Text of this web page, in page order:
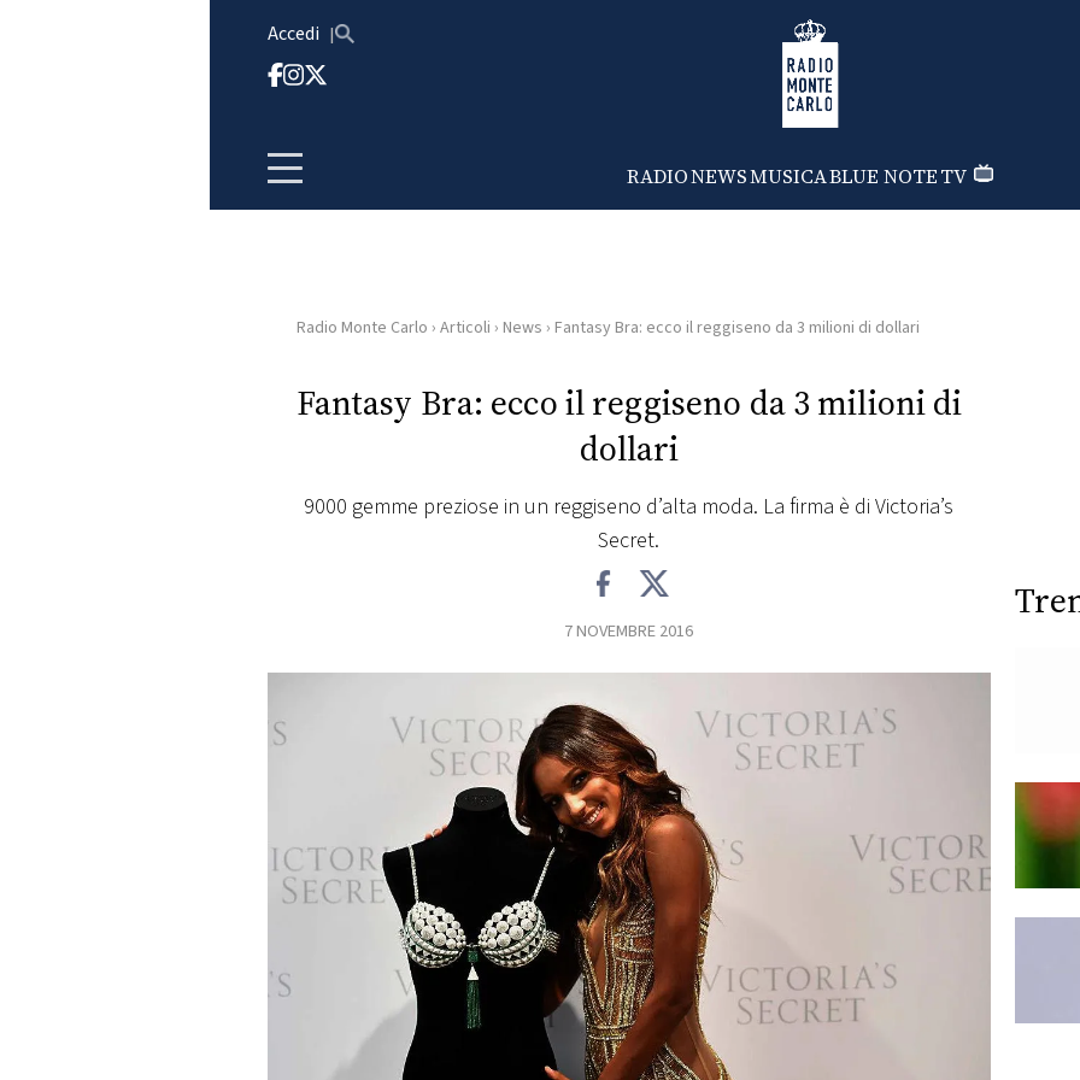
Accedi Radio Monte Carlo
RADIONEWSMUSICABLUE NOTETV
HOME
RADIO
RADIO
FOTO
EVENTI
TV
PRINCIPATO
Radio Monte Carlo › Articoli › News › Fantasy Bra: ecco il reggiseno da 3 milioni di dollari
Fantasy Bra: ecco il reggiseno da 3 milioni di
dollari
9000 gemme preziose in un reggiseno d’alta moda. La firma è di Victoria’s
Secret.
7 NOVEMBRE 2016